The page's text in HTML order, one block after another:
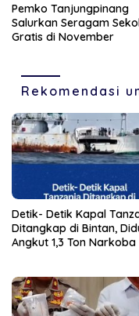
Pemko Tanjungpinang
Salurkan Seragam
Gratis di November
Rekomendasi
Detik- Detik Kapal
Ditangkap di Bintan,
Angkut 1,3 Ton Narkoba